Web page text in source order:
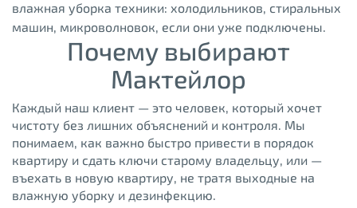
влажная уборка техники: холодильников, стиральных
машин, микроволновок, если они уже подключены.
Почему выбирают
Мактейлор
Каждый наш клиент — это человек, который хочет
чистоту без лишних объяснений и контроля. Мы
понимаем, как важно быстро привести в порядок
квартиру и сдать ключи старому владельцу, или —
въехать в новую квартиру, не тратя выходные на
влажную уборку и дезинфекцию.